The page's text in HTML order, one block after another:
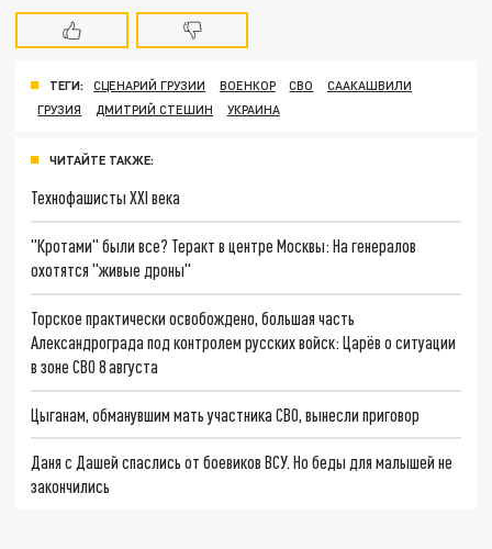
ТЕГИ: СЦЕНАРИЙ ГРУЗИИ ВОЕНКОР СВО
СААКАШВИЛИ
ГРУЗИЯ
ДМИТРИЙ СТЕШИН УКРАИНА
ЧИТАЙТЕ ТАКЖЕ:
Технофашисты XXI века
"Кротами" были все? Теракт в центре Москвы: На генералов
охотятся "живые дроны"
Торское практически освобождено, большая часть
Александрограда под контролем русских войск: Царёв о ситуации
в зоне СВО 8 августа
Цыганам, обманувшим мать участника СВО, вынесли приговор
Даня с Дашей спаслись от боевиков ВСУ. Но беды для малышей не
закончились